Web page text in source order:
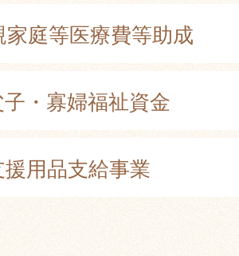
庭等医療費等助成
・寡婦福祉資金
用品支給事業